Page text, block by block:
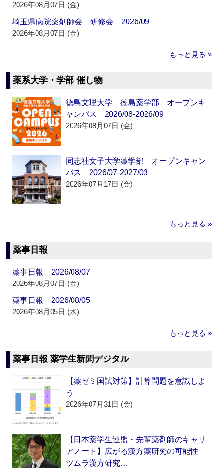
2026年08月07日 (金)
埼玉県病院薬剤師会 研修会 2026/09
2026年08月07日 (金)
もっと見る »
薬系大学・学部 催し物
徳島文理大学 徳島薬学部 オープンキ
ャンパス 2026/08-2026/09
2026年08月07日 (金)
同志社女子大学薬学部 オープンキャン
パス 2026/07-2027/03
2026年07月17日 (金)
もっと見る »
薬事日報
薬事日報 2026/08/07
2026年08月07日 (金)
薬事日報 2026/08/05
2026年08月05日 (水)
もっと見る »
薬事日報 薬学生新聞デジタル
【薬ゼミ国試対策】計算問題を意識しよ
う
2026年07月31日 (金)
【日本薬学生連盟・先輩薬剤師のキャリ
アノート】広がる漢方薬研究の可能性
ツムラ漢方研究…